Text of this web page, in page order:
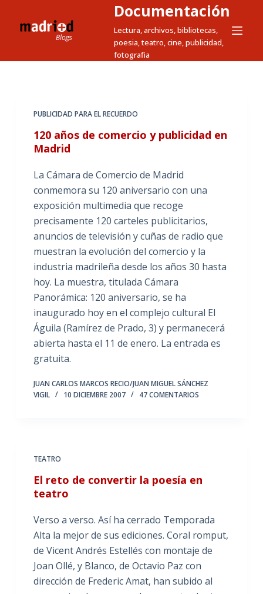
t
Documentación
Lectura, archivos, bibliotecas,
poesia, teatro, cine, publicidad,
fotografia
PUBLICIDAD PARA EL RECUERDO
120 años de comercio y publicidad en
Madrid
La Cámara de Comercio de Madrid
conmemora su 120 aniversario con una
exposición multimedia que recoge
precisamente 120 carteles publicitarios,
anuncios de televisión y cuñas de radio que
muestran la evolución del comercio y la
industria madrileña desde los años 30 hasta
hoy. La muestra, titulada Cámara
Panorámica: 120 aniversario, se ha
inaugurado hoy en el complejo cultural El
Águila (Ramírez de Prado, 3) y permanecerá
abierta hasta el 11 de enero. La entrada es
gratuita.
JUAN CARLOS MARCOS RECIO/JUAN MIGUEL SÁNCHEZ
VIGIL
10 DICIEMBRE 2007 47 COMENTARIOS
TEATRO
El reto de convertir la poesía en
teatro
Verso a verso. Así ha cerrado Temporada
Alta la mejor de sus ediciones. Coral romput,
de Vicent Andrés Estellés con montaje de
Joan Ollé, y Blanco, de Octavio Paz con
dirección de Frederic Amat, han subido al